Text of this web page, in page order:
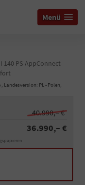
Menü
140 PS-AppConnect-
, Landesversion: PL - Polen,
40.990,– €
36.990,– €